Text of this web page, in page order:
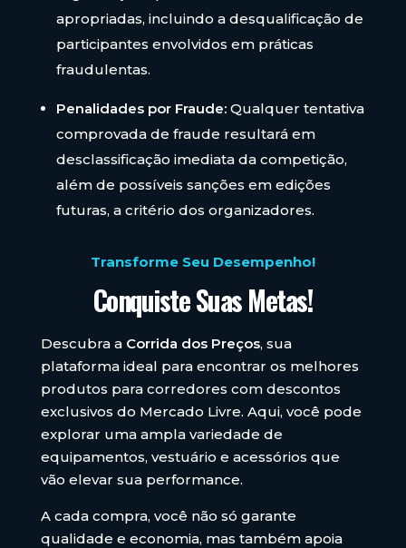
apropriadas, incluindo a desqualificação de
participantes envolvidos em práticas
fraudulentas.
Penalidades por Fraude: Qualquer tentativa
comprovada de fraude resultará em
desclassificação imediata da competição,
além de possíveis sanções em edições
futuras, a critério dos organizadores.
Transforme Seu Desempenho!
Conquiste Suas Metas!
Descubra a Corrida dos Preços, sua
plataforma ideal para encontrar os melhores
produtos para corredores com descontos
exclusivos do Mercado Livre. Aqui, você pode
explorar uma ampla variedade de
equipamentos, vestuário e acessórios que
vão elevar sua performance.
A cada compra, você não só garante
qualidade e economia, mas também apoia